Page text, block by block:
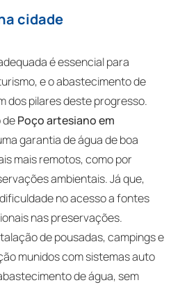
cidade
é essencial para
e o abastecimento de
dos pilares deste progresso.
dePoço artesiano em
garantia de água de boa
mais remotos, como por
ambientais. Já que,
no acesso a fontes
nas preservações.
de pousadas, campings e
munidos com sistemas auto
de água, sem